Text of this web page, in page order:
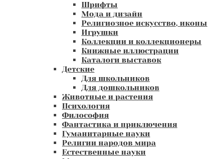
Шрифты
Мода и дизайн
Религиозное искусство, иконы
Игрушки
Коллекции и коллекционеры
Книжные иллюстрации
Каталоги выставок
Детские
Для школьников
Для дошкольников
Животные и растения
Психология
Философия
Фантастика и приключения
Гуманитарные науки
Религии народов мира
Естественные науки